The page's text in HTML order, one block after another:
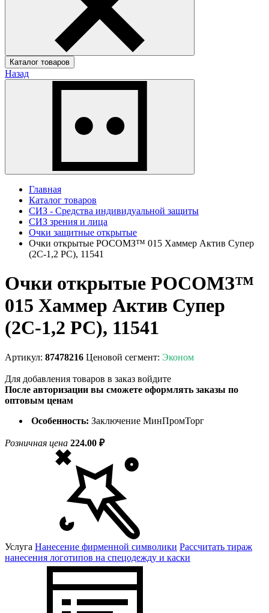
Каталог товаров
Назад
Главная
Каталог товаров
СИЗ - Средства индивидуальной защиты
СИЗ зрения и лица
Очки защитные открытые
Очки открытые РОСОМЗ™ 015 Хаммер Актив Супер
(2C-1,2 PC), 11541
Очки открытые РОСОМЗ™
015 Хаммер Актив Супер
(2C-1,2 PC), 11541
Артикул: 87478216 Ценовой сегмент: Эконом
Для добавления товаров в заказ войдите
После авторизации вы сможете оформлять заказы по
оптовым ценам
Особенность: Заключение МинПромТорг
Розничная цена 224.00 ₽
Услуга Нанесение фирменной символики Рассчитать тираж
нанесения логотипов на спецодежду и каски